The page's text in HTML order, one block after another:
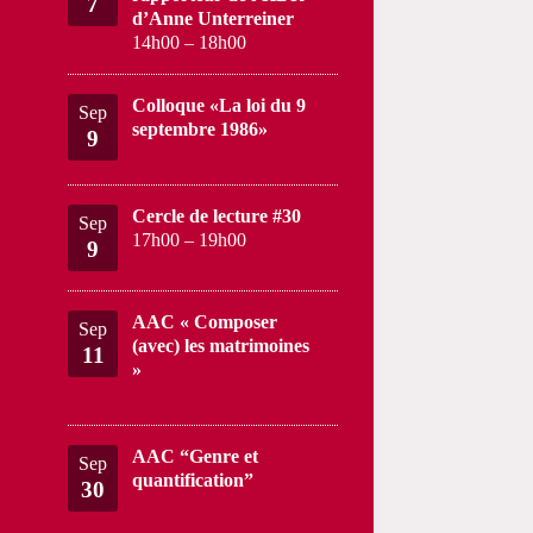
d’Anne Unterreiner
14h00 – 18h00
Sep
9
Colloque «La loi du 9
septembre 1986»
Sep
9
Cercle de lecture #30
17h00 – 19h00
Sep
11
AAC « Composer
(avec) les matrimoines
»
Sep
30
AAC “Genre et
quantification”